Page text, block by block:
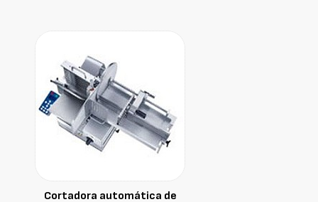
Cortadora automática de